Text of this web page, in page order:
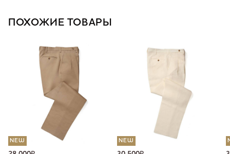
ПОХОЖИЕ ТОВАРЫ
NEW NEW